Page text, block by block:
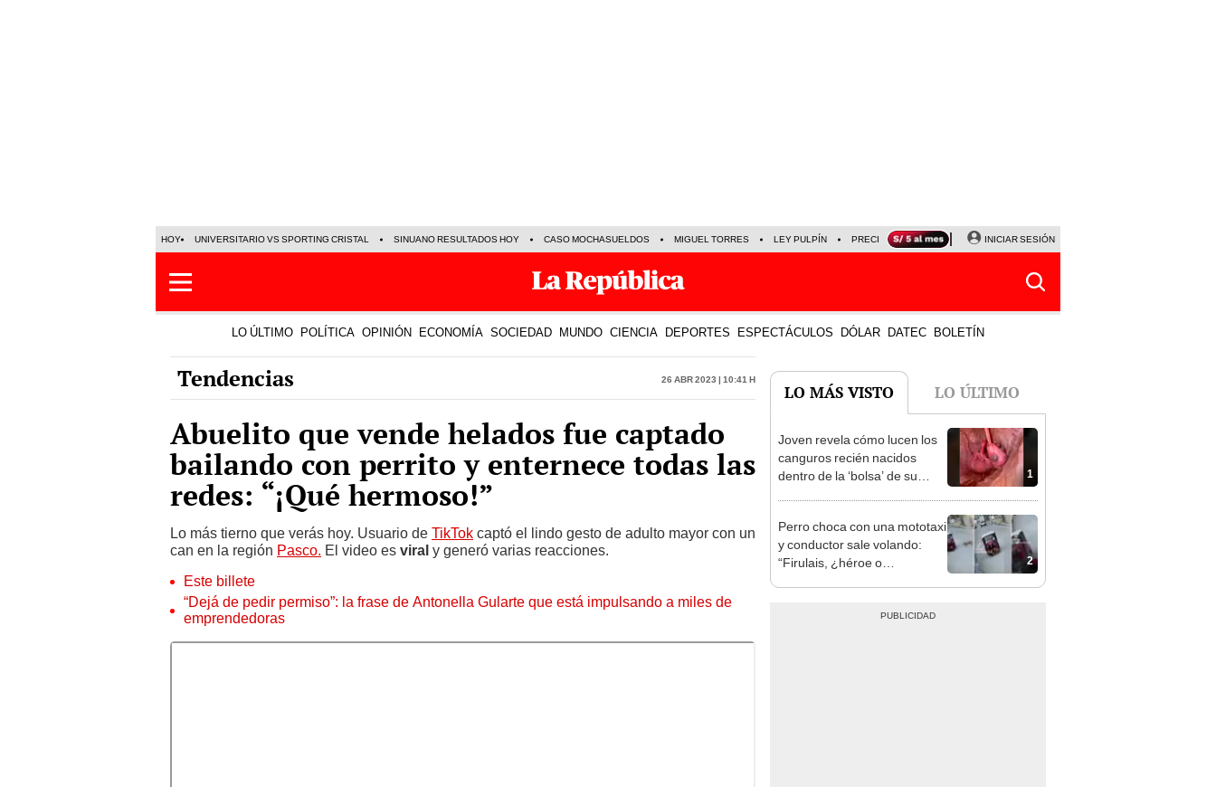
HOY UNIVERSITARIO VS SPORTING CRISTAL SINUANO RESULTADOS HOY CASO MOCHASUELDOS MIGUEL TORRES LEY PULPÍN PRECIO DEL DÓLAR CORTE DE LUZ VIERNES 7 DE AGOSTO
INICIAR SESIÓN
LO ÚLTIMO POLÍTICA OPINIÓN ECONOMÍA SOCIEDAD MUNDO CIENCIA DEPORTES ESPECTÁCULOS DÓLAR DATEC BOLETÍN
Tendencias 26 Abr 2023 | 10:41 h
Abuelito que vende helados fue captado
bailando con perrito y enternece todas las
redes: “¡Qué hermoso!”
Lo más tierno que verás hoy. Usuario de TikTok captó el lindo gesto de adulto mayor con un
can en la región Pasco. El video es viral y generó varias reacciones.
Este billete
“Dejá de pedir permiso”: la frase de Antonella Gularte que está impulsando a miles de
emprendedoras
LO MÁS VISTO LO ÚLTIMO
1
Joven revela cómo lucen los
canguros recién nacidos
dentro de la ‘bolsa’ de su
2
Perro choca con una mototaxi
y conductor sale volando:
“Firulais, ¿héroe o